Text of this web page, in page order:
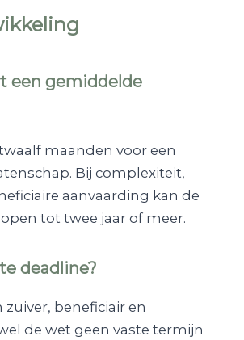
een gemiddelde
maanden voor een
Bij complexiteit,
aanvaarding kan de
tot twee jaar of meer.
deadline?
zuiver, beneficiair en
de wet geen vaste termijn